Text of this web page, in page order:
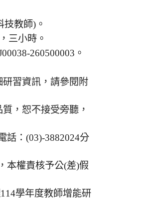
教師)。
三小時。
260500003。
習資訊，請參閱附
，恕不接受旁聽，
話：(03)-3882024分
本權責核予公(差)假
學年度教師增能研